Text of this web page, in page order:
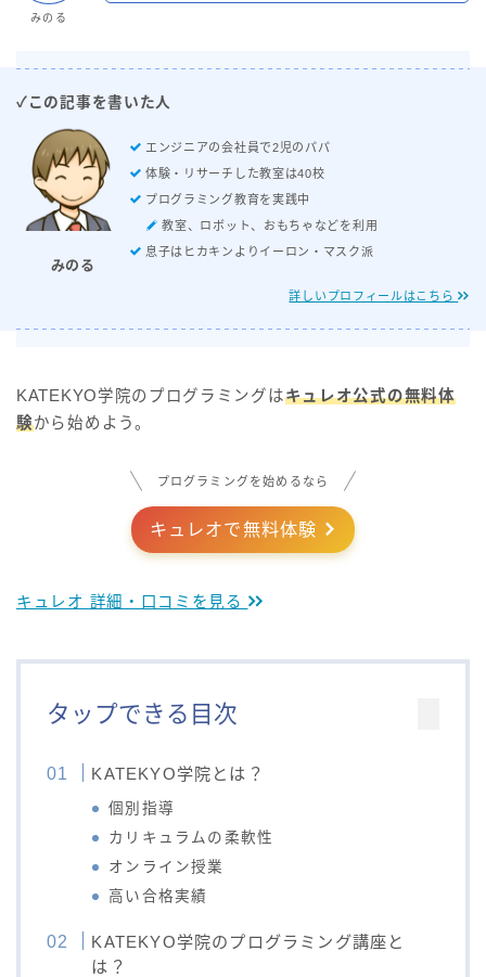
みのる
✓この記事を書いた人
みのる
エンジニアの会社員で2児のパパ
体験・リサーチした教室は40校
プログラミング教育を実践中
教室、ロボット、おもちゃなどを利用
息子はヒカキンよりイーロン・マスク派
詳しいプロフィールはこちら
KATEKYO学院のプログラミングはキュレオ公式の無料体
験から始めよう。
プログラミングを始めるなら
キュレオで無料体験
キュレオ 詳細・口コミを見る
タップできる目次
KATEKYO学院とは？
個別指導
カリキュラムの柔軟性
オンライン授業
高い合格実績
KATEKYO学院のプログラミング講座と
は？